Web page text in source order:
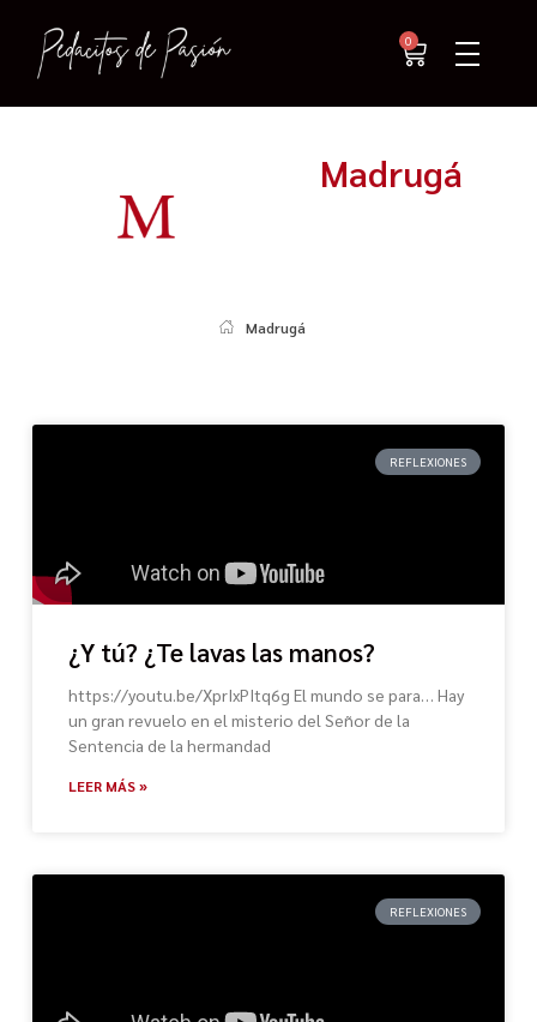
0
Madrugá
Madrugá
REFLEXIONES
¿Y tú? ¿Te lavas las manos?
https://youtu.be/XprIxPItq6g El mundo se para… Hay
un gran revuelo en el misterio del Señor de la
Sentencia de la hermandad
LEER MÁS »
REFLEXIONES